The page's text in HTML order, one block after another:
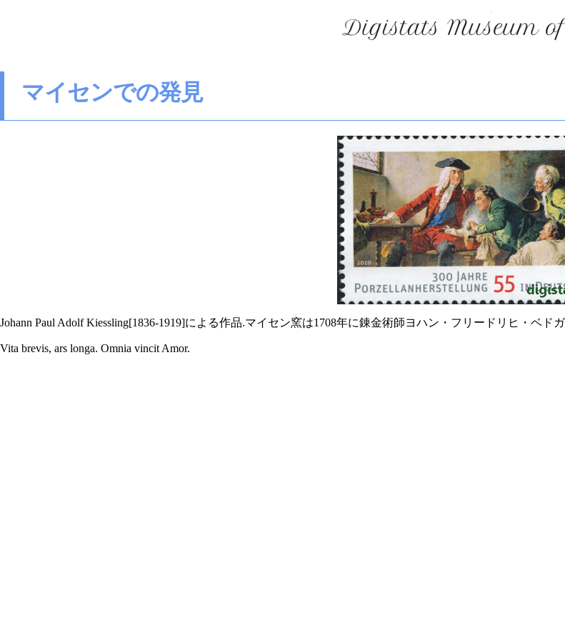
マイセンでの発見
Johann Paul Adolf Kiessling[1836-1919]による作品.マイセン窯は1708年に錬金術師ヨハン・フリードリヒ・ベ
Vita brevis, ars longa. Omnia vincit Amor.